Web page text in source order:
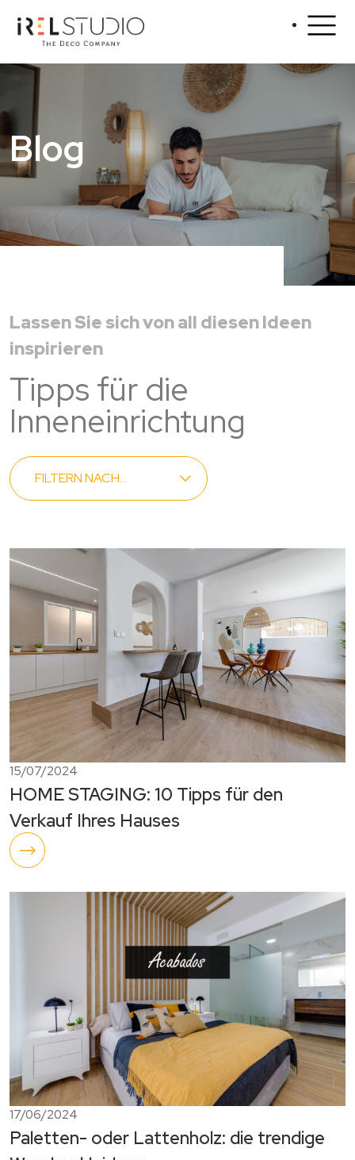
Blog
Lassen Sie sich von all diesen Ideen
inspirieren
Tipps für die
Inneneinrichtung
15/07/2024
HOME STAGING: 10 Tipps für den
Verkauf Ihres Hauses
17/06/2024
Paletten- oder Lattenholz: die trendige